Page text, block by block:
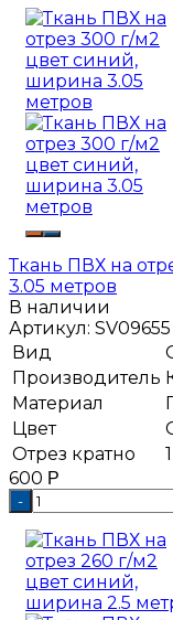
Ткань ПВХ на
3.05 метров
В наличии
Артикул: SV09655
Вид
Производитель
Материал
Цвет
Отрез кратно
600 Р
-